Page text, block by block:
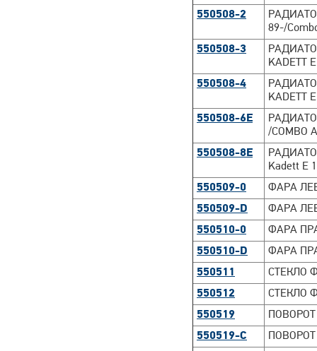
550508-2
89-/
550508-3
KADETT
550508-4
KADETT
550508-6E
/COMBO
550508-8E
Kadett E
550509-0
ФАРА
550509-D
ФАРА
550510-0
ФАРА
550510-D
ФАРА
550511
СТЕКЛО
550512
СТЕКЛО
550519
550519-C